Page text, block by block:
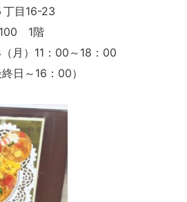
丁目16-23
100 1階
月）11：00～18：00
日～16：00）